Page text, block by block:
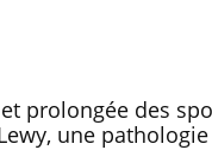
prolongée des
une